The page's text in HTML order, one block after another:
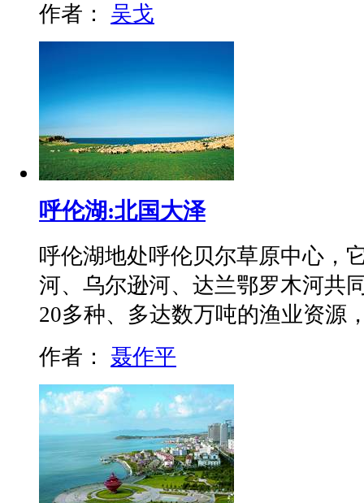
作者： 吴戈
呼伦湖:北国大泽
呼伦湖地处呼伦贝尔草原中心，
河、乌尔逊河、达兰鄂罗木河共
20多种、多达数万吨的渔业资
作者： 聂作平